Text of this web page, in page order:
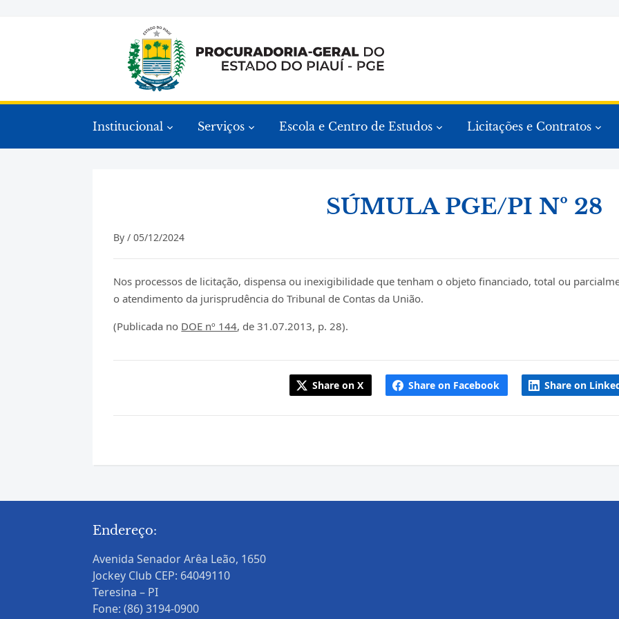
Institucional Serviços Escola e Centro de Estudos Licitações e Contratos
SÚMULA PGE/PI Nº 28
By /05/12/2024
Nos processos de licitação, dispensa ou inexigibilidade que tenham o objeto financiado, total ou
o atendimento da jurisprudência do Tribunal de Contas da União.
(Publicada no DOE nº 144, de 31.07.2013, p. 28).
Share on X Share on Facebook Share on
Endereço:
Avenida Senador Arêa Leão, 1650
Jockey Club CEP: 64049110
Teresina – PI
Fone: (86) 3194-0900